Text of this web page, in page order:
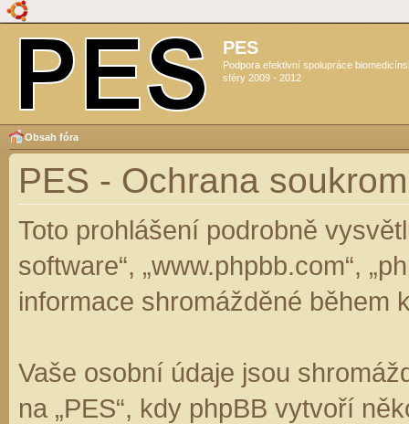
PES
Podpora efektivní spolupráce
sféry 2009 - 2012
Obsah fóra
PES - Ochrana
Toto prohlášení podrobně
software“, „www.phpbb.com“,
informace shromážděné během
Vaše osobní údaje jsou
na „PES“, kdy phpBB vytvoří